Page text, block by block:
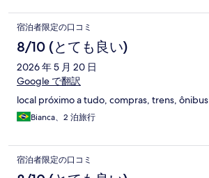
宿泊者限定の口コミ
8/10 (とても良い)
2026 年 5 月 20 日
Google で翻訳
local próximo a tudo, compras, trens, ônibus
Bianca、2 泊旅行
宿泊者限定の口コミ